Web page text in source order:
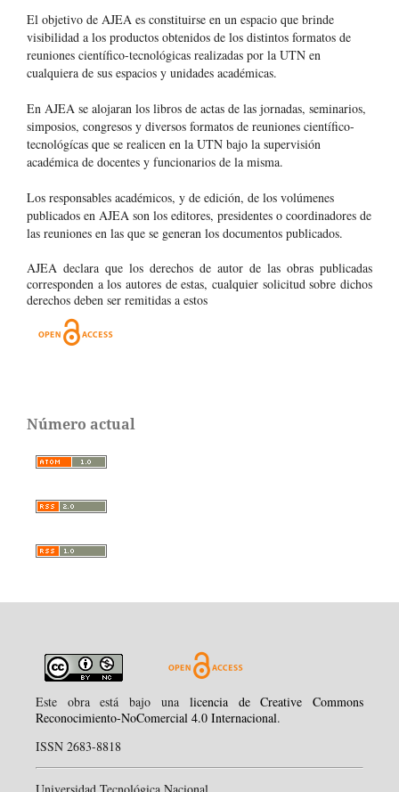
El objetivo de AJEA es constituirse en un espacio que brinde
visibilidad a los productos obtenidos de los distintos formatos de
reuniones científico-tecnológicas realizadas por la UTN en
cualquiera de sus espacios y unidades académicas.
En AJEA se alojaran los libros de actas de las jornadas, seminarios,
simposios, congresos y diversos formatos de reuniones científico-
tecnológícas que se realicen en la UTN bajo la supervisión
académica de docentes y funcionarios de la misma.
Los responsables académicos, y de edición, de los volúmenes
publicados en AJEA son los editores, presidentes o coordinadores de
las reuniones en las que se generan los documentos publicados.
AJEA declara que los derechos de autor de las obras publicadas
corresponden a los autores de estas, cualquier solicitud sobre dichos
derechos deben ser remitidas a estos
Número actual
Este obra está bajo unalicencia de Creative Commons
Reconocimiento-NoComercial 4.0 Internacional.
ISSN 2683-8818
Universidad Tecnológica Nacional